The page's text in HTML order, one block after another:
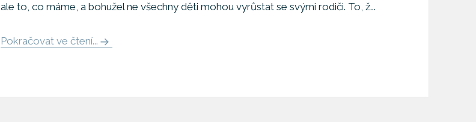
ale to, co máme, a bohužel ne všechny děti mohou vyrůstat se svými rodiči. To, ž...
Pokračovat ve čtení...